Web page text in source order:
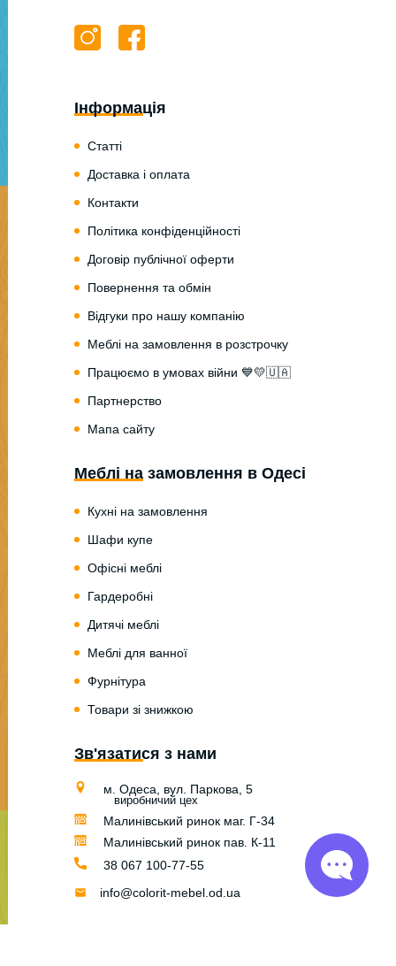
Інформація
Статті
Доставка і оплата
Контакти
Політика конфіденційності
Договір публічної оферти
Повернення та обмін
Відгуки про нашу компанію
Меблі на замовлення в розстрочку
Працюємо в умовах війни 💙💛🇺🇦
Партнерство
Мапа сайту
Меблі на замовлення в Одесі
Кухні на замовлення
Шафи купе
Офісні меблі
Гардеробні
Дитячі меблі
Меблі для ванної
Фурнітура
Товари зі знижкою
Зв'язатися з нами
м. Одеса, вул. Паркова, 5
виробничий цех
Малинівський ринок маг. Г-34
Малинівський ринок пав. К-11
38 067 100-77-55
info@colorit-mebel.od.ua